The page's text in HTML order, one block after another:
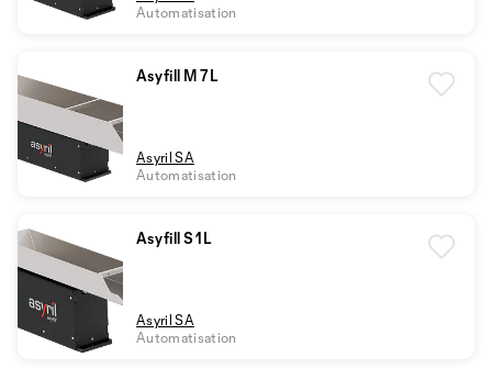
Automatisation
Asyfill M 7L
Asyril SA
Automatisation
Asyfill S 1L
Asyril SA
Automatisation